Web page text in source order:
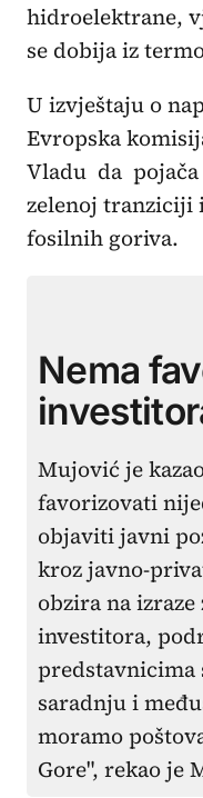
hidroelektrane,
se dobija iz
U izvještaju o
Evropska
Vladu da pojača
zelenoj tranziciji
fosilnih goriva.
Nema
Mujović je
favorizovati
objaviti javni
kroz javno-
obzira na
investitora,
predstavnicima
saradnju i
moramo
Gore", rekao je